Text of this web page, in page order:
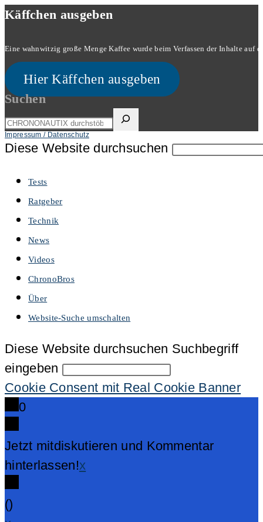
Käffchen ausgeben
Eine wahnwitzig große Menge Kaffee wurde beim Verfassen der Inhalte auf
Hier Käffchen ausgeben
Suchen
Impressum / Datenschutz
Diese Website durchsuchen
Tests
Ratgeber
Technik
News
Videos
ChronoBros
Über
Website-Suche umschalten
Diese Website durchsuchen Suchbegriff
eingeben
Cookie Consent mit Real Cookie Banner
0
Jetzt mitdiskutieren und Kommentar
hinterlassen!x
()